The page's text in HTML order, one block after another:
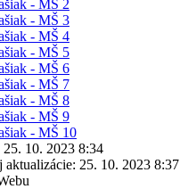
25. 10. 2023 8:34
aktualizácie: 25. 10. 2023 8:37